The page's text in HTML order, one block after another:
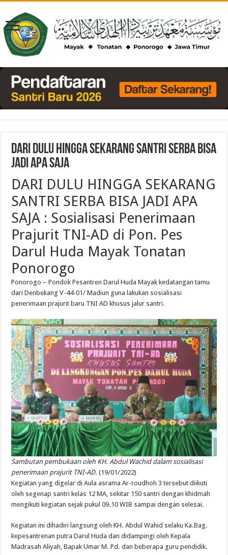
DARI DULU HINGGA SEKARANG SANTRI SERBA BISA
JADI APA SAJA
DARI DULU HINGGA SEKARANG
SANTRI SERBA BISA JADI APA
SAJA : Sosialisasi Penerimaan
Prajurit TNI-AD di Pon. Pes
Darul Huda Mayak Tonatan
Ponorogo
Ponorogo –Pondok Pesantren Darul HudaMayak kedatangan tamu
dari Denbekang V-44-01/Madiun guna lakukan sosialisasi
penerimaan prajurit baru TNI AD khusus jalur santri.
Sambutan pembukaan oleh KH. Abdul Wachid dalam sosialisasi
penerimaan prajuritTNI-AD. (19/01/2022)
Kegiatan yangdigelar di Aula asramaAr-roudhoh 3tersebut diikuti
oleh segenap santri kelas 12 MA, sekitar 150 santri dengan khidmah
mengikuti kegiatan sejak pukul 09.10 WIB sampai dengan selesai.
Kegiatan ini dihadiri langsung oleh KH. Abdul Wahid selaku Ka.Bag.
kepesantrenan putra Darul Huda dandidampingi olehKepala
Madrasah Aliyah, Bapak Umar M. Pd. dan beberapa gurupendidik.